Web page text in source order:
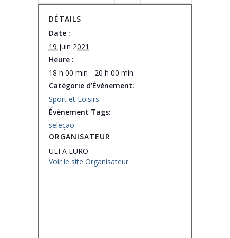
DÉTAILS
Date :
19 juin 2021
Heure :
18 h 00 min - 20 h 00 min
Catégorie d’Évènement:
Sport et Loisirs
Évènement Tags:
seleçao
ORGANISATEUR
UEFA EURO
Voir le site Organisateur